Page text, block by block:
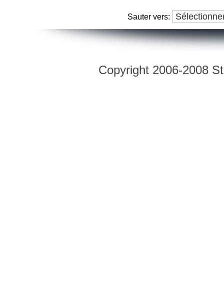
Sauter vers:
Copyright 2006-2008